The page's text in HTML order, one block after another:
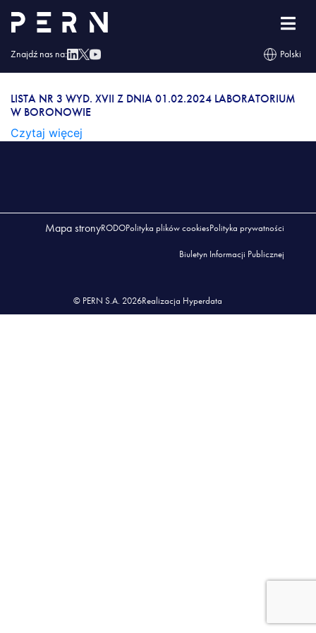
Znajdź nas na: Polski
Lista nr 3 wyd. XVII z dnia 01.02.2024
Laboratorium w Boronowie
LISTA NR 3 WYD. XVII Z DNIA 01.02.2024
LABORATORIUM W BORONOWIE
LISTA NR 3 WYD. XVII Z DNIA 01.02.2024 LABORATORIUM
W BORONOWIE
Czytaj więcej
Mapa stronyRODOPolityka plików cookiesPolityka prywatności
Biuletyn Informacji Publicznej
© PERN S.A. 2026Realizacja Hyperdata